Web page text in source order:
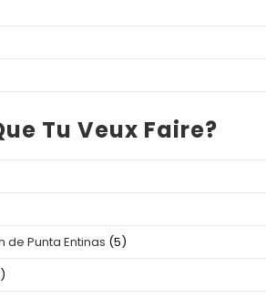
Tu Veux Faire?
Punta Entinas (5)